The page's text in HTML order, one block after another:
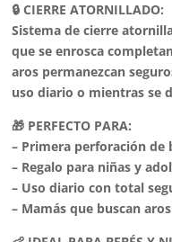
🔒 CIERRE ATORNILLADO:
Sistema de cierre
que se enrosca
aros permanezcan
uso diario o mientras se
🎁 PERFECTO PARA:
– Primera perforación de
– Regalo para niñas y
– Uso diario con total
– Mamás que buscan